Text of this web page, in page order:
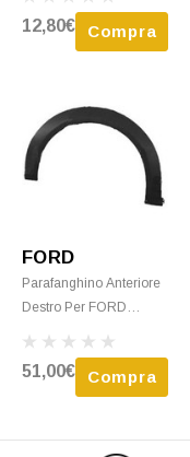
2002-2006, H11, Destro
O Sinistro, Nuovo
12,80€ Compra
FORD
Parafanghino Anteriore
Destro Per FORD
Fase 2, 2006-2009,
Nuovo
51,00€ Compra